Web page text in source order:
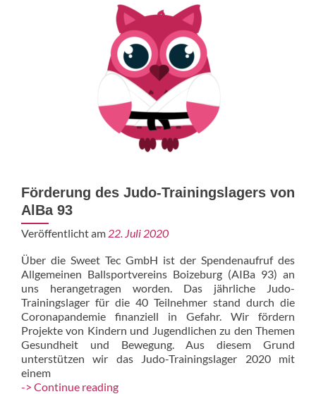
Förderung des Judo-Trainingslagers von
AlBa 93
Veröffentlicht am 22. Juli 2020
Über die Sweet Tec GmbH ist der Spendenaufruf des
Allgemeinen Ballsportvereins Boizeburg (AIBa 93) an
uns herangetragen worden. Das jährliche Judo-
Trainingslager für die 40 Teilnehmer stand durch die
Coronapandemie finanziell in Gefahr. Wir fördern
Projekte von Kindern und Jugendlichen zu den Themen
Gesundheit und Bewegung. Aus diesem Grund
unterstützen wir das Judo-Trainingslager 2020 mit
einem
-> Continue readingFörderung